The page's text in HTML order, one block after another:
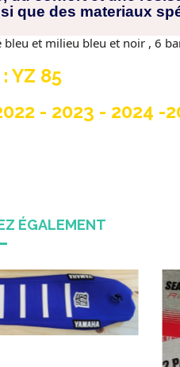
que des materiaux
bleu et milieu bleu et noir , 6
YZ 85
- 2023 - 2024 -
ÉGALEMENT